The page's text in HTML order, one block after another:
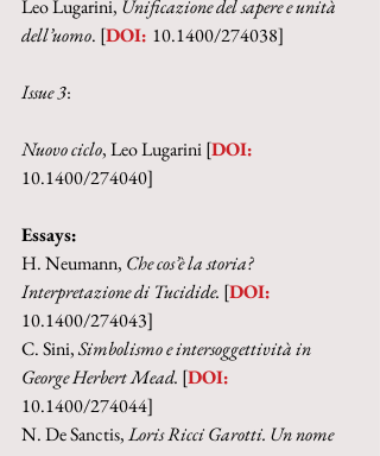
Leo Lugarini, Unificazione del sapere e unità
dell’uomo. [DOI: 10.1400/274038]
Issue 3:
Nuovo ciclo, Leo Lugarini [DOI:
10.1400/274040]
Essays:
H. Neumann, Che cos’è la storia?
Interpretazione di Tucidide. [DOI:
10.1400/274043]
C. Sini, Simbolismo e intersoggettività in
George Herbert Mead. [DOI:
10.1400/274044]
N. De Sanctis, Loris Ricci Garotti. Un nome